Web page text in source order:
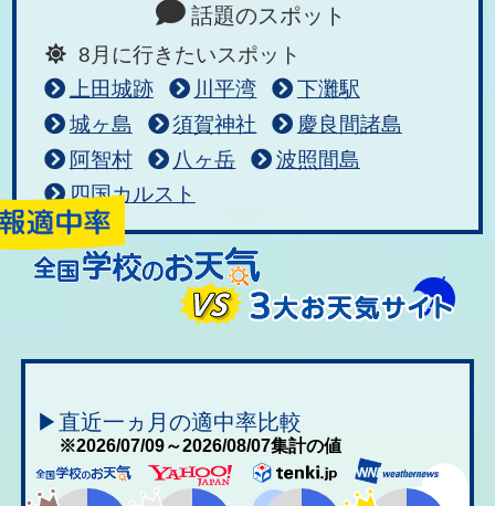
話題のスポット
8月に行きたいスポット
上田城跡
川平湾
下灘駅
城ヶ島
須賀神社
慶良間諸島
阿智村
八ヶ岳
波照間島
四国カルスト
▶直近一ヵ月の適中率比較
※2026/07/09～2026/08/07集計の値